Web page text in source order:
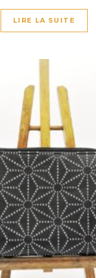
LIRE LA SUITE